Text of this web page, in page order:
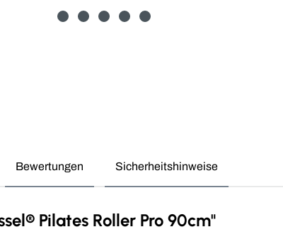
Bewertungen Sicherheitshinweise
Pilates Roller Pro 90cm"